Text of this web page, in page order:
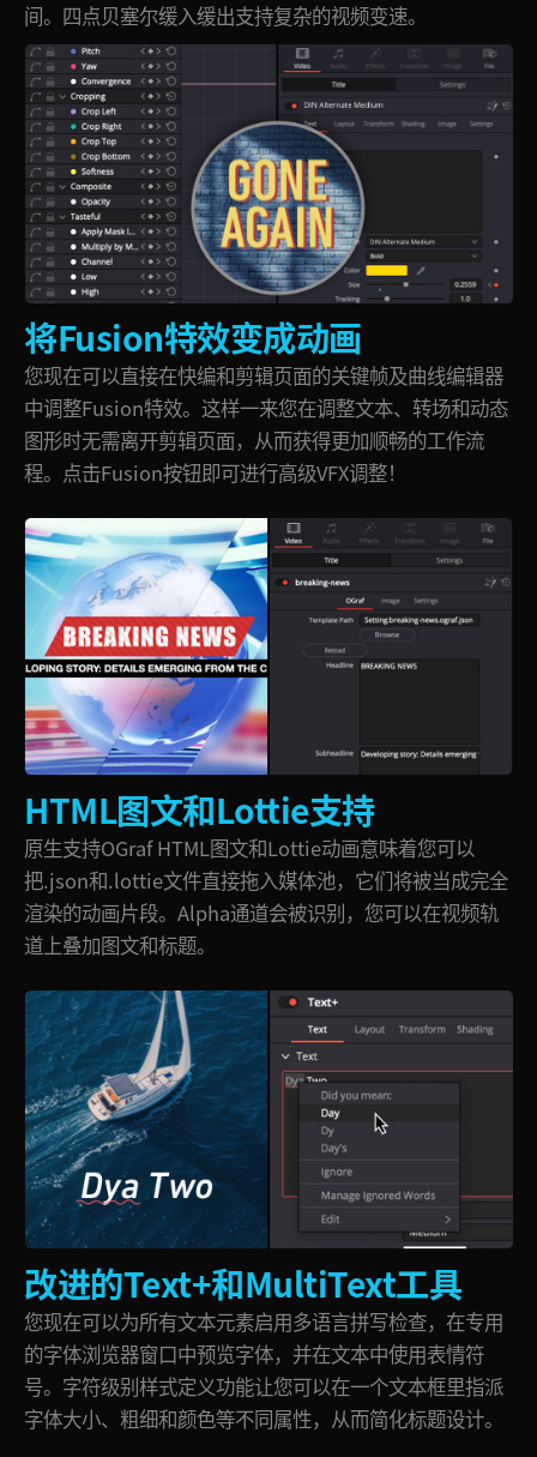
间。 四点贝塞尔缓入缓出支持复杂的视频变速。
将Fusion特效变成动画
您现在可以直接在快编和剪辑页面的关键帧及曲线编辑器
中调整Fusion特效。这样一来您在调整文本、转场和动态
图形时无需离开剪辑页面，从而获得更加顺畅的工作流
程。 点击Fusion按钮即可进行高级VFX调整！
HTML图文和Lottie支持
原生支持OGraf HTML图文和Lottie动画意味着您可以
把.json和.lottie文件直接拖入媒体池，它们将被当成完全
渲染的动画片段。Alpha通道会被识别，您可以在视频轨
道上叠加图文和标题。
改进的Text+和MultiText工具
您现在可以为所有文本元素启用多语言拼写检查，在专用
的字体浏览器窗口中预览字体，并在文本中使用表情符
号。 字符级别样式定义功能让您可以在一个文本框里指派
字体大小、 粗细和颜色等不同属性，从而简化标题设计。